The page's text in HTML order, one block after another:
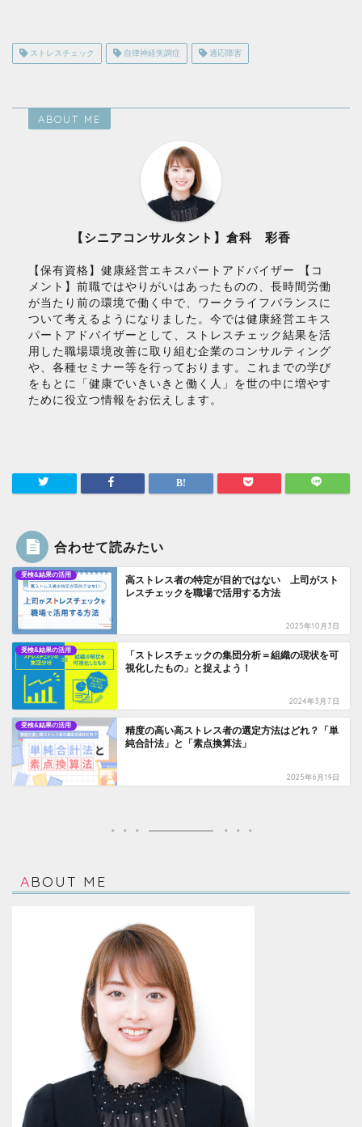
ストレスチェック 自律神経失調症 適応障害
ABOUT ME
【シニアコンサルタント】倉科 彩香
【保有資格】健康経営エキスパートアドバイザー 【コ
メント】前職ではやりがいはあったものの、長時間労働
が当たり前の環境で働く中で、ワークライフバランスに
ついて考えるようになりました。今では健康経営エキス
パートアドバイザーとして、ストレスチェック結果を活
用した職場環境改善に取り組む企業のコンサルティング
や、各種セミナー等を行っております。これまでの学び
をもとに「健康でいきいきと働く人」を世の中に増やす
ために役立つ情報をお伝えします。
合わせて読みたい
受検&結果の活用
高ストレス者の特定が目的ではない 上司がスト
レスチェックを職場で活用する方法
2025年10月3日
受検&結果の活用
「ストレスチェックの集団分析＝組織の現状を可
視化したもの」と捉えよう！
2024年3月7日
受検&結果の活用
精度の高い高ストレス者の選定方法はどれ？「単
純合計法」と「素点換算法」
2025年6月19日
ABOUT ME